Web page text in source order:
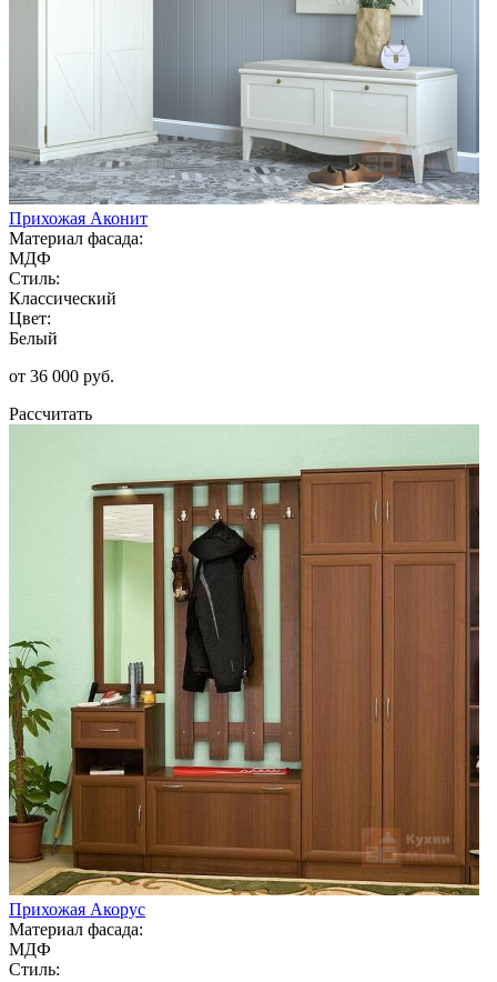
Прихожая Аконит
Материал фасада:
МДФ
Стиль:
Классический
Цвет:
Белый
от 36 000 руб.
Рассчитать
Прихожая Акорус
Материал фасада:
МДФ
Стиль: